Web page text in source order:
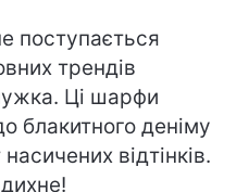
поступається
трендів
Ці шарфи
блакитного деніму
відтінків.